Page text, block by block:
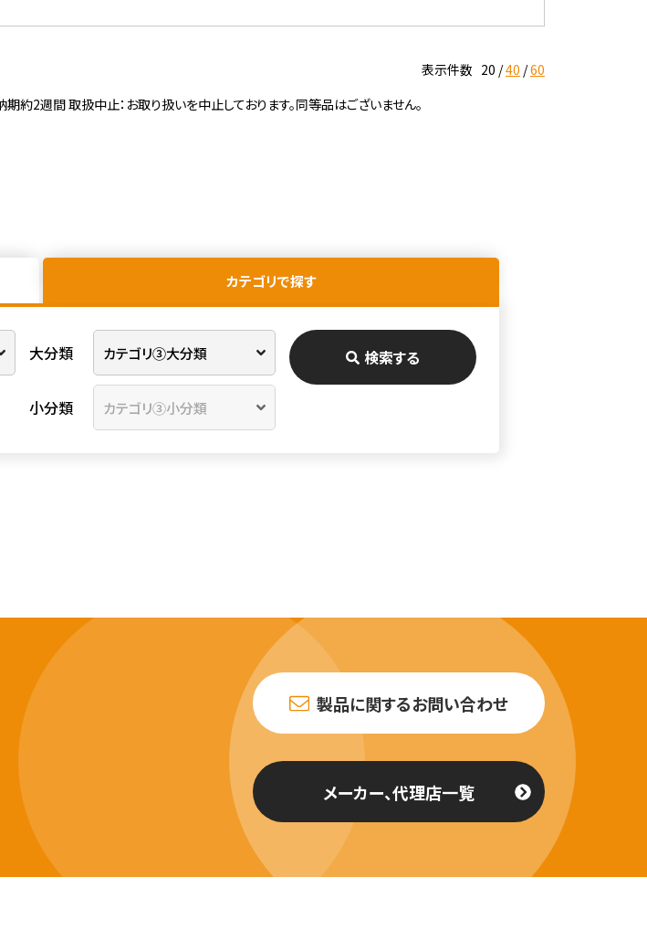
表示件数 20 40 60
2週間 取扱中止：お取り扱いを中止しております。同等品はございません。
カテゴリで探す
大分類
小分類
検索する
製品に関するお問い合わせ
メーカー、代理店一覧